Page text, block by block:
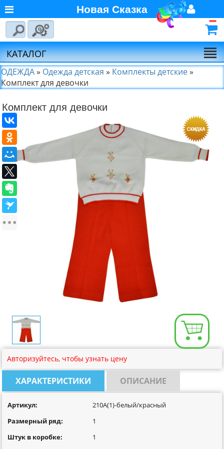
Главная
О компании
Новости
Выбор по брендам
Партнёрам
Калькулятора доставки
Байкал-Сервис
Калькулятора доставки
Первая
Экспедиционная
Компания
Калькулятора доставки
Размерная сетка
Обратная связь
Вопрос-Ответ
Новая Сказка
Регистрация
Авторизуйтесь
КАТАЛОГ
ОДЕЖДА» Одежда детская » Комплекты детские»
Комплект для девочки
Комплект для девочки
Авторизуйтесь, чтобы узнать цену
ХАРАКТЕРИСТИКИ ОПИСАНИЕ
Артикул:
Размерный ряд:
Штук в коробке:
210A(1)-белый/красный
1
1